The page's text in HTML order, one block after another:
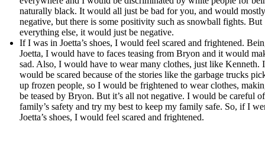
naturally black. It would all just be bad for you, and would
negative, but there is some positivity such as snowball fights. But
everything else, it would just be negative.
If I was in Joetta’s shoes, I would feel scared and frightened.
Joetta, I would have to faces teasing from Bryon and it would
sad. Also, I would have to wear many clothes, just like Kenneth. I
would be scared because of the stories like the garbage trucks
up frozen people, so I would be frightened to wear clothes,
be teased by Bryon. But it’s all not negative. I would be careful
family’s safety and try my best to keep my family safe. So, if I
Joetta’s shoes, I would feel scared and frightened.